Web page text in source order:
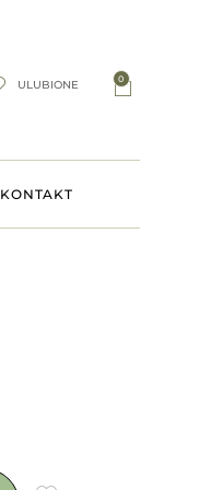
ULUBIONE 0
KONTAKT